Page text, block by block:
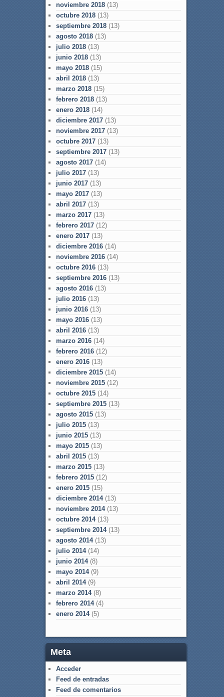
noviembre 2018(13)
octubre 2018(13)
septiembre 2018(13)
agosto 2018(13)
julio 2018(13)
junio 2018(13)
mayo 2018(15)
abril 2018(13)
marzo 2018(15)
febrero 2018(13)
enero 2018(14)
diciembre 2017(13)
noviembre 2017(13)
octubre 2017(13)
septiembre 2017(13)
agosto 2017(14)
julio 2017(13)
junio 2017(13)
mayo 2017(13)
abril 2017(13)
marzo 2017(13)
febrero 2017(12)
enero 2017(13)
diciembre 2016(14)
noviembre 2016(14)
octubre 2016(13)
septiembre 2016(13)
agosto 2016(13)
julio 2016(13)
junio 2016(13)
mayo 2016(13)
abril 2016(13)
marzo 2016(14)
febrero 2016(12)
enero 2016(13)
diciembre 2015(14)
noviembre 2015(12)
octubre 2015(14)
septiembre 2015(13)
agosto 2015(13)
julio 2015(13)
junio 2015(13)
mayo 2015(13)
abril 2015(13)
marzo 2015(13)
febrero 2015(12)
enero 2015(15)
diciembre 2014(13)
noviembre 2014(13)
octubre 2014(13)
septiembre 2014(13)
agosto 2014(13)
julio 2014(14)
junio 2014(8)
mayo 2014(9)
abril 2014(9)
marzo 2014(8)
febrero 2014(4)
enero 2014(5)
Meta
Acceder
Feed de entradas
Feed de comentarios